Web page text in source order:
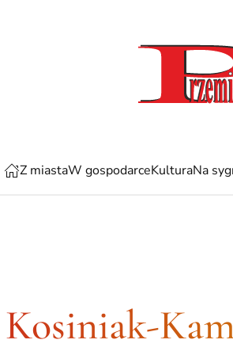
Z miastaW gospodarceKulturaNa
Kosiniak-